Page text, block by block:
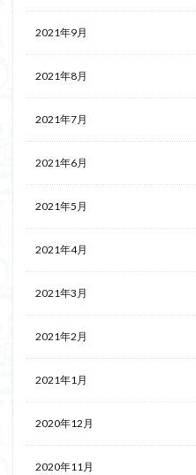
2021年9月
2021年8月
2021年7月
2021年6月
2021年5月
2021年4月
2021年3月
2021年2月
2021年1月
2020年12月
2020年11月